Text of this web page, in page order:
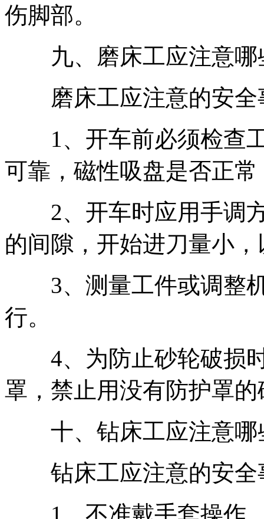
伤脚部。
九、磨床工应注意哪
磨床工应注意的安全
1、开车前必须检查工
可靠，磁性吸盘是否正
2、开车时应用手调方
的间隙，开始进刀量小
3、测量工件或调整机
行。
4、为防止砂轮破损时
罩，禁止用没有防护罩
十、钻床工应注意哪
钻床工应注意的安全
1、不准戴手套操作，